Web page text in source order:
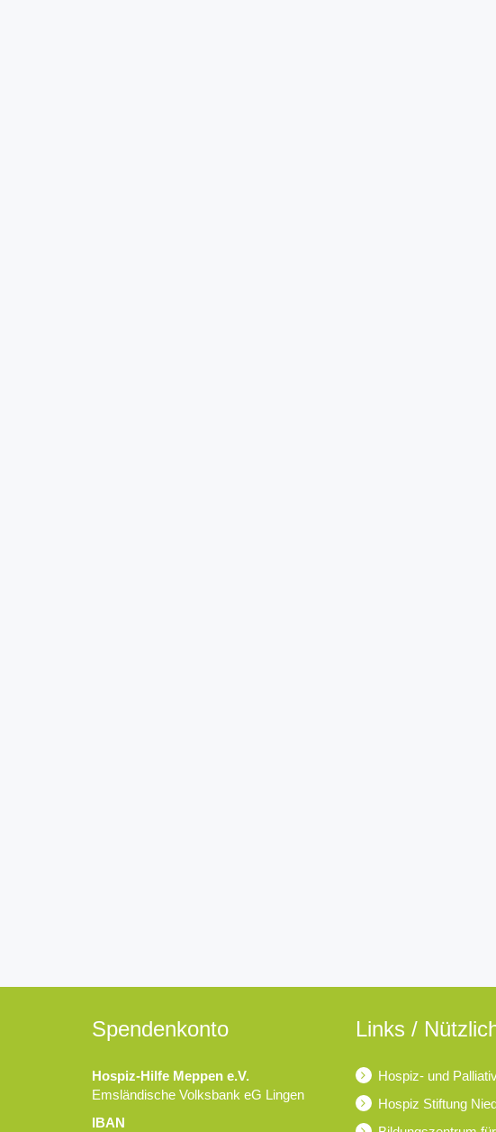
Spendenkonto
Hospiz-Hilfe Meppen e.V.
Emsländische Volksbank eG Lingen
IBAN
Links /
Hospiz- und
Hospiz Stiftung